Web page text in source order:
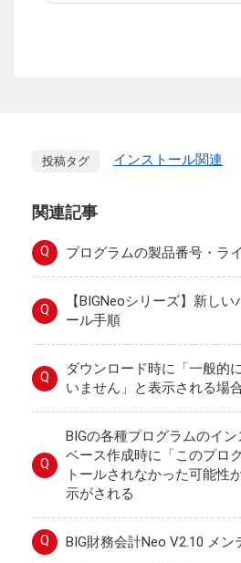
投稿タグ インストール関連
関連記事
Q プログラムの製品番号・ラ
Q
【BIGNeoシリーズ】新し
ール手順
Q
ダウンロード時に「一般的
いません」と表示される場
Q
BIGの各種プログラムのイ
ベース作成時に「このプロ
トールされなかった可能性
示がされる
Q BIG財務会計Neo V2.10 メン